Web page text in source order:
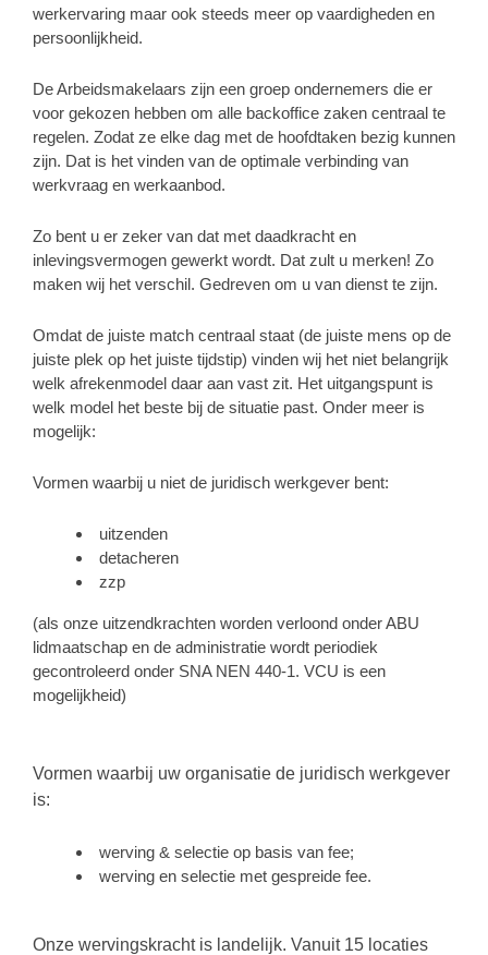
werkervaring maar ook steeds meer op vaardigheden en
persoonlijkheid.
De Arbeidsmakelaars zijn een groep ondernemers die er
voor gekozen hebben om alle backoffice zaken centraal te
regelen. Zodat ze elke dag met de hoofdtaken bezig kunnen
zijn. Dat is het vinden van de optimale verbinding van
werkvraag en werkaanbod.
Zo bent u er zeker van dat met daadkracht en
inlevingsvermogen gewerkt wordt. Dat zult u merken! Zo
maken wij het verschil. Gedreven om u van dienst te zijn.
Omdat de juiste match centraal staat (de juiste mens op de
juiste plek op het juiste tijdstip) vinden wij het niet belangrijk
welk afrekenmodel daar aan vast zit. Het uitgangspunt is
welk model het beste bij de situatie past. Onder meer is
mogelijk:
Vormen waarbij u niet de juridisch werkgever bent:
uitzenden
detacheren
zzp
(als onze uitzendkrachten worden verloond onder ABU
lidmaatschap en de administratie wordt periodiek
gecontroleerd onder SNA NEN 440-1. VCU is een
mogelijkheid)
Vormen waarbij uw organisatie de juridisch werkgever
is:
werving & selectie op basis van fee;
werving en selectie met gespreide fee.
Onze wervingskracht is landelijk. Vanuit 15 locaties